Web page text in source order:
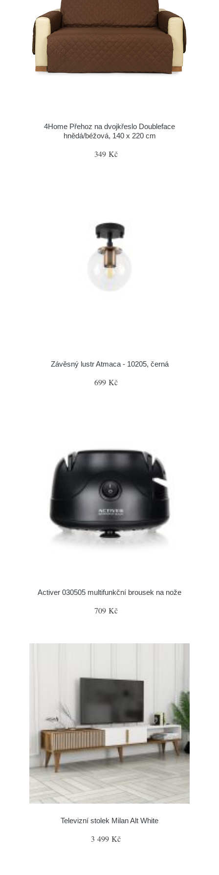
4Home Přehoz na dvojkřeslo Doubleface
hnědá/béžová, 140 x 220 cm
349 Kč
Závěsný lustr Atmaca - 10205, černá
699 Kč
Activer 030505 multifunkční brousek na nože
709 Kč
Televizní stolek Milan Alt White
3 499 Kč